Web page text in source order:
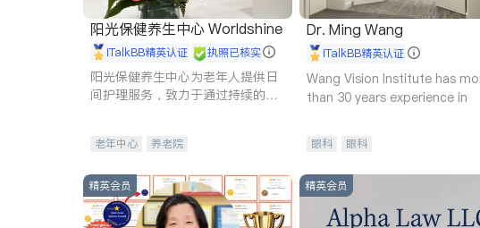
阳光保健养生中心 Worldshine
iTalkBB精英认证 执照已核实
阳光保健养生中心为老年人提供日
间护理服务，致力于通过持续的护
老年中心 养老院
Dr. Ming Wang
iTalkBB精英认证
Wang Vision Institute has
than 30 years experience in
眼科 眼科
精英会员
精英会员